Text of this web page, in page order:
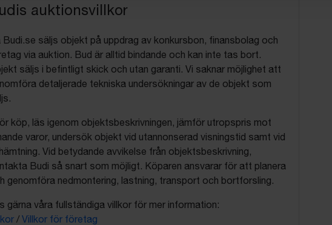
auktionsvillkor
Budi.se säljs objekt på uppdrag av konkursbon, finansbolag och
via auktion. Bud är alltid bindande och kan inte tas bort.
säljs i befintligt skick och utan garanti. Vi saknar möjlighet att
detaljerade tekniska undersökningar av de objekt som
köp, läs igenom objektsbeskrivningen, jämför utropspris mot
varor, undersök objekt vid utannonserad visningstid samt vid
Vid betydande avvikelse från objektsbeskrivning,
Budi så snart som möjligt. Köparen ansvarar för att planera
genomföra nedmontering, lastning, transport och bortforsling.
gärna våra fullständiga villkor för mer information:
/ Villkor för företag